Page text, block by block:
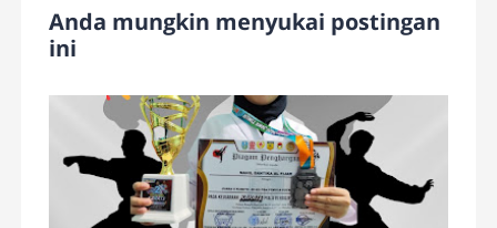
Anda mungkin menyukai postingan
ini